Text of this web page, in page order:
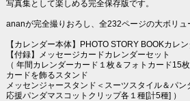
写真集として楽しめる完全保存版です。
ananが完全撮りおろし、全232ページの大ボリュ
【カレンダー本体】PHOTO STORY BOOKカレ
【付録】メッセージカードカレンダーセット
（ 年間カレンダーカード１枚＆フォトカード15
カードを飾るスタンド
メッセンジャースタンド＜スーツスタイル＆パン
応援パンダマスコットクリップ各１種[計5種] ）